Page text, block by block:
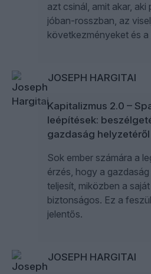
azt csinál, amit akar, aki
jóban-rosszban, az
következményeket és
JOSEPH HARGITAI
Kapitalizmus 2.0 –
leépítések:
gazdaság
Sok ember számára a
érzés, hogy a
teljesít, miközben a
biztonságos. Ez a
jelentős.
JOSEPH HARGITAI